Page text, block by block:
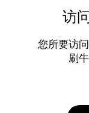
访
您所要访
刷